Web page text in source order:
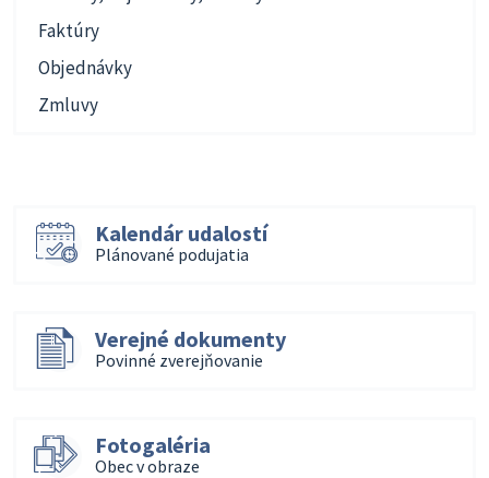
Faktúry
Objednávky
Zmluvy
Kalendár udalostí
Plánované podujatia
Verejné dokumenty
Povinné zverejňovanie
Fotogaléria
Obec v obraze